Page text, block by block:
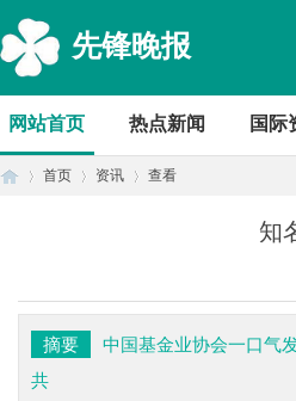
先锋晚报
网站首页 热点新闻 国际
首页 资讯 查看
知
摘要
中国基金业协会一口气
共